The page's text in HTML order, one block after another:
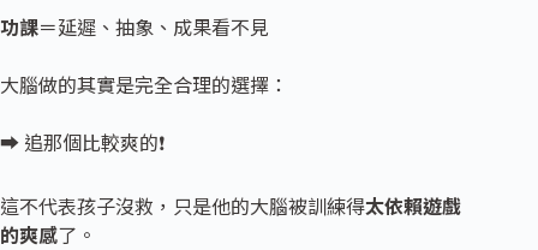
功課＝延遲、抽象、成果看不見
大腦做的其實是完全合理的選擇：
➡ 追那個比較爽的❗
這不代表孩子沒救，只是他的大腦被訓練得太依賴遊戲
的爽感了。